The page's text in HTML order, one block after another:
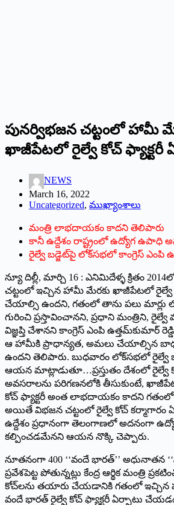
పునర్విభజన చట్టంలో హామీ
ఖాజీపేటలో రైల్వే కోచ్‌
NEWS
March 16, 2022
Uncategorized, ముఖ్యాంశాలు
మంత్రి లాభదాయకం కాదని తెలిపారు
కానీ ఉద్దేశం రాష్ట్రంలో ఉద్యోగ ఉపాధి
రైల్వే బడ్జెట్‌పై లోక్‌సభలో కాంగ్రెస్‌ ఎం‌పి
న్యూ దిల్లీ, మార్చి 16 : ఎనిమిదేళ్ళ క్రితం
చట్టంలో ఇచ్చిన హామీ మేరకు ఖాజీపేటలో రైల్వే
చేయాల్సి ఉందని, గతంలో తాను పలు మార్లు
గురించి ప్రస్తావించానని, ప్రధాని మంత్రిని,
విజ్ఞప్తి చేశానని కాంగ్రెస్‌ ఎం‌పి ఉత్తమ్‌కుమార్‌
ఆ హామీకి ప్రాధాన్యత, అమలు చేయాల్సిన బాధ్యత
ఉందని తెలిపారు. బుధవారం లోక్‌సభలో రైల్వే
ఆయన మాట్లాడుతూ…ప్రస్తుతం దేశంలో
అవసరాలను పరిగణనలోకి తీసుకుంటే,
కోచ్‌ ‌ఫ్యాక్టరీ అంత లాభదాయకం కాదని గతంలో
అయితే విభజన చట్టంలో రైల్వే కోచ్‌ ‌కర్మాగారం
ఉద్దేశం ప్రధానంగా తెలంగాణలో అదనంగా
కల్పించడమేనని ఆయన నొక్కి చెప్పారు.
నూతనంగా 400 ‘‘వందే భారత్‌’’ అధునాతన
ప్రవేశపెట్ట పోతున్నట్లు కేంద్ర ఆర్థిక మంత్రి
కోచ్‌లను తయారు చేయడానికి గతంలో
వందే భారత్‌ ‌రైల్వే కోచ్‌ ‌ఫ్యాక్టరీ ఏర్పాటు